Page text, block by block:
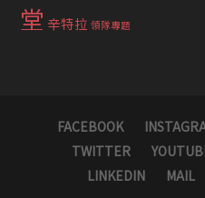
堂 辛特拉 領隊專題
FACEBOOK
TWITTER
LINKEDIN
MAIL